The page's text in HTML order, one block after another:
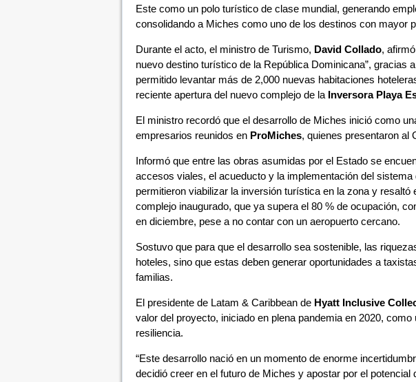
Este como un polo turístico de clase mundial, generando
consolidando a Miches como uno de los destinos con mayor
Durante el acto, el ministro de Turismo, David Collado,
nuevo destino turístico de la República Dominicana”, gracias
permitido levantar más de 2,000 nuevas habitaciones
reciente apertura del nuevo complejo de la Inversora Playa
El ministro recordó que el desarrollo de Miches inició como
empresarios reunidos en ProMiches, quienes presentaron al
Informó que entre las obras asumidas por el Estado se
accesos viales, el acueducto y la implementación del
permitieron viabilizar la inversión turística en la zona y resaltó
complejo inaugurado, que ya supera el 80 % de ocupación,
en diciembre, pese a no contar con un aeropuerto cercano.
Sostuvo que para que el desarrollo sea sostenible, las
hoteles, sino que estas deben generar oportunidades a
familias.
El presidente de Latam & Caribbean de Hyatt Inclusive
valor del proyecto, iniciado en plena pandemia en 2020,
resiliencia.
“Este desarrollo nació en un momento de enorme
decidió creer en el futuro de Miches y apostar por el